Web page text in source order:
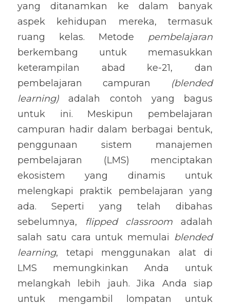
yang ditanamkan ke dalam banyak
aspek kehidupan mereka, termasuk
ruang kelas. Metode pembelajaran
berkembang untuk memasukkan
keterampilan abad ke-21, dan
pembelajaran campuran (blended
learning) adalah contoh yang bagus
untuk ini. Meskipun pembelajaran
campuran hadir dalam berbagai bentuk,
penggunaan sistem manajemen
pembelajaran (LMS) menciptakan
ekosistem yang dinamis untuk
melengkapi praktik pembelajaran yang
ada. Seperti yang telah dibahas
sebelumnya,
flipped classroom adalah
salah satu cara untuk memulai blended
learning, tetapi menggunakan alat di
LMS memungkinkan Anda untuk
melangkah lebih jauh. Jika Anda siap
untuk mengambil lompatan untuk